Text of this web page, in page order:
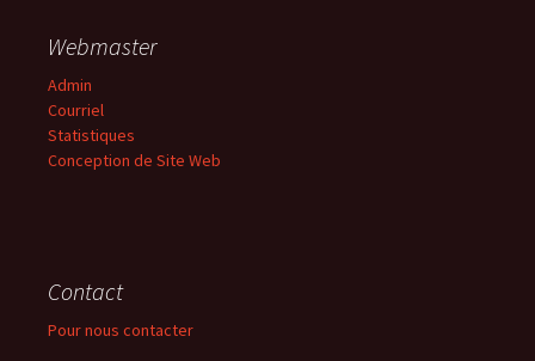
Webmaster
Admin
Courriel
Statistiques
Conception de Site Web
Contact
Pour nous contacter